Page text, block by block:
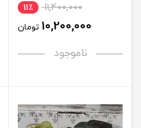
11,400,000 11٪
10,200,000 تومان
ناموجود